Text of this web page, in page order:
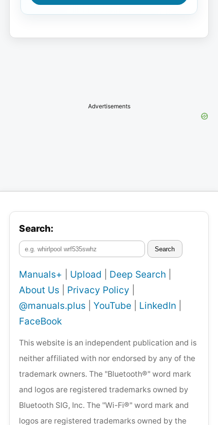
Advertisements
Search:
Search
Manuals+ Upload Deep Search
About Us
Privacy Policy
@manuals.plus
YouTube LinkedIn
FaceBook
This website is an independent publication and is
neither affiliated with nor endorsed by any of the
trademark owners. The "Bluetooth®" word mark
and logos are registered trademarks owned by
Bluetooth SIG, Inc. The "Wi-Fi®" word mark and
logos are registered trademarks owned by the